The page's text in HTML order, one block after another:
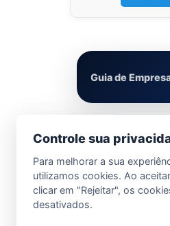
Guia de
Controle sua
Para melhorar a sua
utilizamos cookies. Ao
clicar em "Rejeitar", os
desativados.